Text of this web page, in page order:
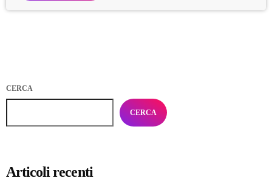
CERCA
CERCA
Articoli recenti